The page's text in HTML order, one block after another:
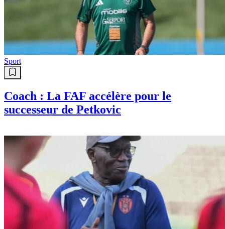
Sport
Coach : La FAF accélère pour le
successeur de Petkovic